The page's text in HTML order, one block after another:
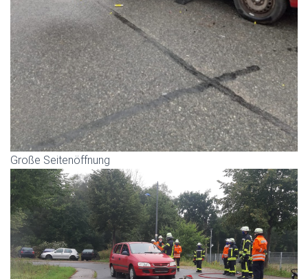
Große Seitenöffnung